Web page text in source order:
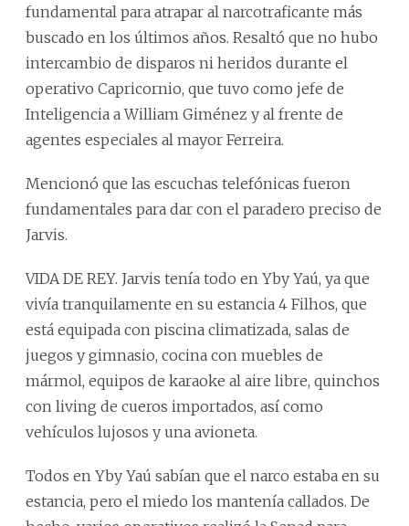
fundamental para atrapar al narcotraficante más
buscado en los últimos años. Resaltó que no hubo
intercambio de disparos ni heridos durante el
operativo Capricornio, que tuvo como jefe de
Inteligencia a William Giménez y al frente de
agentes especiales al mayor Ferreira.
Mencionó que las escuchas telefónicas fueron
fundamentales para dar con el paradero preciso de
Jarvis.
VIDA DE REY. Jarvis tenía todo en Yby Yaú, ya que
vivía tranquilamente en su estancia 4 Filhos, que
está equipada con piscina climatizada, salas de
juegos y gimnasio, cocina con muebles de
mármol, equipos de karaoke al aire libre, quinchos
con living de cueros importados, así como
vehículos lujosos y una avioneta.
Todos en Yby Yaú sabían que el narco estaba en su
estancia, pero el miedo los mantenía callados. De